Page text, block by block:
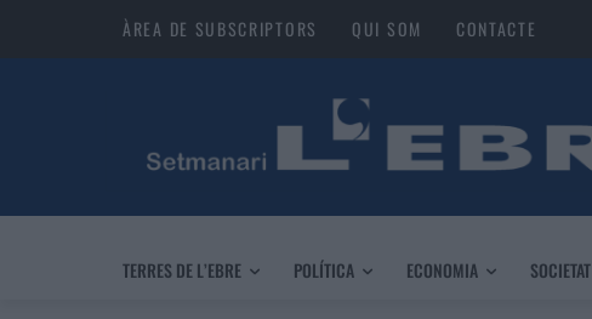
ÀREA DE SUBSCRIPTORS QUI SOM CONTACTE
TERRES DE L’EBRE POLÍTICA ECONOMIA SOCIETAT